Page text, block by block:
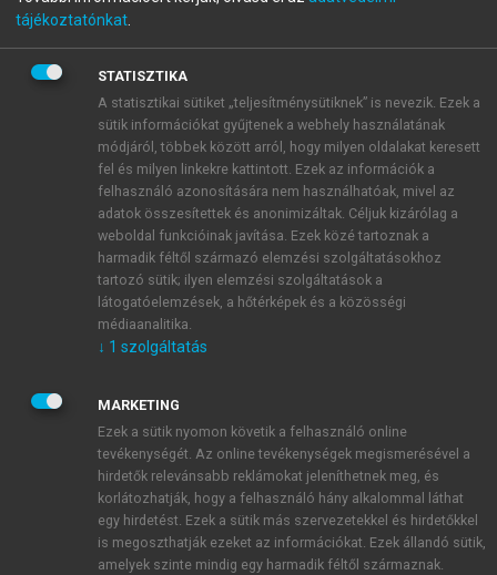
BELÉPÉS SAJÁT FIÓKKAL
ÚJ FIÓK LÉTREHOZÁSA
1 óra díjmentes hozzáférés
E-MAIL-CÍM
JELSZÓ
JELSZÓ ÚJRA
Kérek értesítést a MeRSZ újdonságairól, akcióiról.
tájékoztatónkat
STATISZTIKA
A statisztikai sütiket „teljesítménysütiknek” is nevezik. Ezek a
sütik információkat gyűjtenek a webhely használatának
módjáról, többek között arról, hogy milyen oldalakat keresett
fel és milyen linkekre kattintott. Ezek az információk a
felhasználó azonosítására nem használhatóak, mivel az
adatok összesítettek és anonimizáltak. Céljuk kizárólag a
weboldal funkcióinak javítása. Ezek közé tartoznak a
harmadik féltől származó elemzési szolgáltatásokhoz
tartozó sütik; ilyen elemzési szolgáltatások a
látogatóelemzések, a hőtérképek és a közösségi
médiaanalitika.
↓ 1 szolgáltatás
MARKETING
Ezek a sütik nyomon követik a felhasználó online
tevékenységét. Az online tevékenységek megismerésével a
hirdetők relevánsabb reklámokat jeleníthetnek meg, és
korlátozhatják, hogy a felhasználó hány alkalommal láthat
egy hirdetést. Ezek a sütik más szervezetekkel és hirdetőkkel
is megoszthatják ezeket az információkat. Ezek állandó sütik,
amelyek szinte mindig egy harmadik féltől származnak.